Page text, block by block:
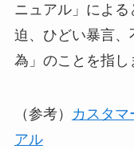
ニュアル」によ
迫、ひどい暴言
為」のことを指し
（参考）
カスタマ
アル